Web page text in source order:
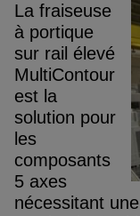
La fraiseuse
à portique
sur rail élevé
MultiContour
est la
solution pour
les
composants
5 axes
nécessitant